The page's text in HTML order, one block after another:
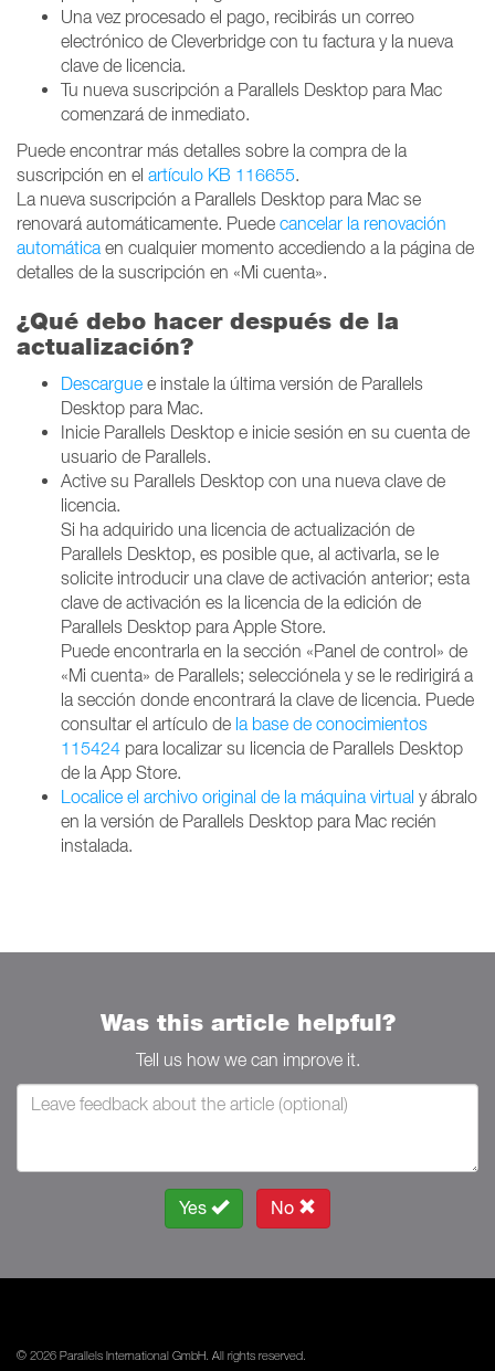
Una vez procesado el pago, recibirás un correo
electrónico de Cleverbridge con tu factura y la nueva
clave de licencia.
Tu nueva suscripción a Parallels Desktop para Mac
comenzará de inmediato.
Puede encontrar más detalles sobre la compra de la
suscripción en el artículo KB 116655.
La nueva suscripción a Parallels Desktop para Mac se
renovará automáticamente. Puede cancelar la renovación
automática en cualquier momento accediendo a la página de
detalles de la suscripción en «Mi cuenta».
¿Qué debo hacer después de la
actualización?
Descargue e instale la última versión de Parallels
Desktop para Mac.
Inicie Parallels Desktop e inicie sesión en su cuenta de
usuario de Parallels.
Active su Parallels Desktop con una nueva clave de
licencia.
Si ha adquirido una licencia de actualización de
Parallels Desktop, es posible que, al activarla, se le
solicite introducir una clave de activación anterior; esta
clave de activación es la licencia de la edición de
Parallels Desktop para Apple Store.
Puede encontrarla en la sección «Panel de control» de
«Mi cuenta» de Parallels; selecciónela y se le redirigirá a
la sección donde encontrará la clave de licencia. Puede
consultar el artículo de la base de conocimientos
115424 para localizar su licencia de Parallels Desktop
de la App Store.
Localice el archivo original de la máquina virtual y ábralo
en la versión de Parallels Desktop para Mac recién
instalada.
Was this article helpful?
Tell us how we can improve it.
Yes No
© 2026 Parallels International GmbH. All rights reserved.